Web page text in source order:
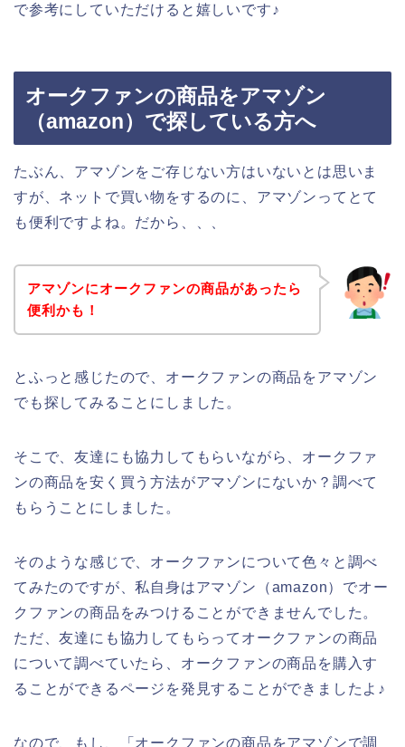
で参考にしていただけると嬉しいです♪
オークファンの商品をアマゾン
（amazon）で探している方へ
たぶん、アマゾンをご存じない方はいないとは思いま
すが、ネットで買い物をするのに、アマゾンってとて
も便利ですよね。だから、、、
アマゾンにオークファンの商品があったら
便利かも！
とふっと感じたので、オークファンの商品をアマゾン
でも探してみることにしました。
そこで、友達にも協力してもらいながら、オークファ
ンの商品を安く買う方法がアマゾンにないか？調べて
もらうことにしました。
そのような感じで、オークファンについて色々と調べ
てみたのですが、私自身はアマゾン（amazon）でオー
クファンの商品をみつけることができませんでした。
ただ、友達にも協力してもらってオークファンの商品
について調べていたら、オークファンの商品を購入す
ることができるページを発見することができましたよ♪
なので、もし、「オークファンの商品をアマゾンで調